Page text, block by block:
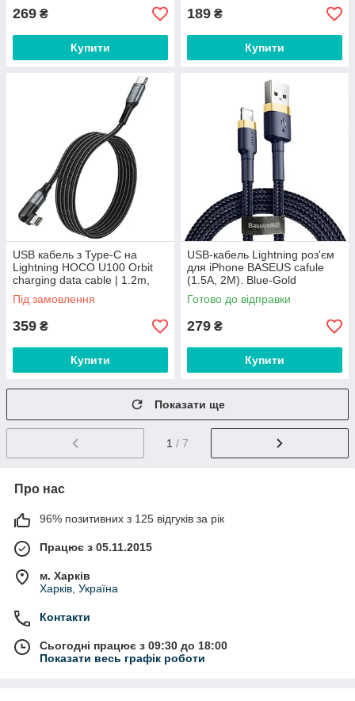
269 ₴
Купити
189 ₴
Купити
USB кабель з Type-C на
Lightning HOCO U100 Orbit
charging data cable | 1.2m,
20W, 3A |. Black
Під замовлення
359 ₴
Купити
USB-кабель Lightning роз'єм
для iPhone BASEUS cafule
(1.5A, 2M). Blue-Gold
Готово до відправки
279 ₴
Купити
Показати ще
1 / 7
Про нас
96% позитивних з 125 відгуків за рік
Працює з 05.11.2015
м. Харків
Харків, Україна
Контакти
Сьогодні працює з 09:30 до 18:00
Показати весь графік роботи